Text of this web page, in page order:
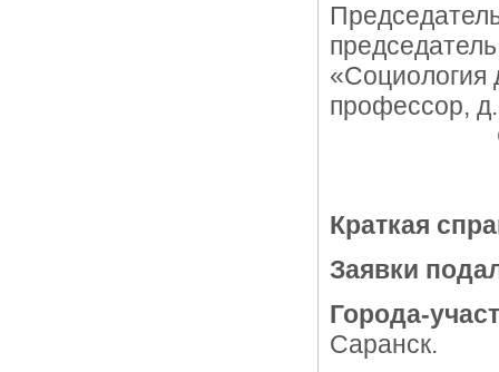
«Социология
С.Н.
Краткая
Заявки
Города-
Саранск.